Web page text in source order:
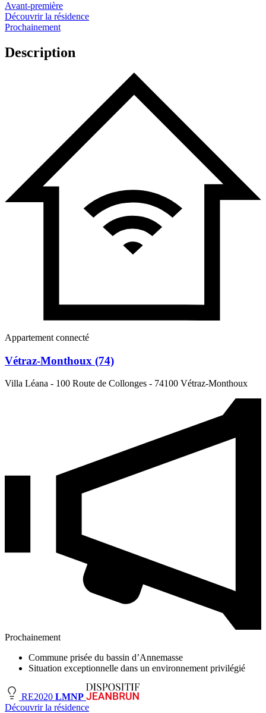
Avant-première
Découvrir la résidence
Prochainement
Description
Appartement connecté
Vétraz-Monthoux (74)
Villa Léana - 100 Route de Collonges - 74100 Vétraz-Monthoux
Prochainement
Commune prisée du bassin d’Annemasse
Situation exceptionnelle dans un environnement privilégié
RE2020 LMNP
Découvrir la résidence